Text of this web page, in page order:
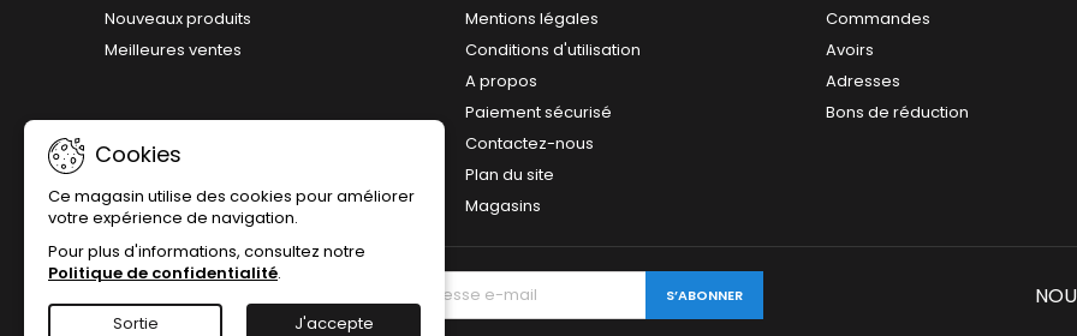
Nouveaux produits
Meilleures ventes
Mentions légales
Conditions d'utilisation
A propos
Paiement sécurisé
Contactez-nous
Plan du site
Magasins
Commandes
Avoirs
Adresses
Bons de réduction
Cookies
Ce magasin utilise des cookies pour améliorer
votre expérience de navigation.
Pour plus d'informations, consultez notre
Politique de confidentialité.
Sortie J'accepte